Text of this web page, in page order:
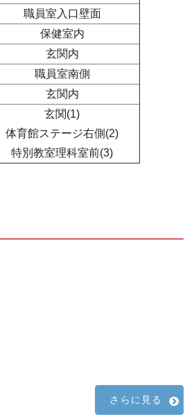
職員室入口壁面
保健室内
玄関内
職員室南側
玄関内
玄関(1)
体育館ステージ右側(2)
特別教室理科室前(3)
さらに見る